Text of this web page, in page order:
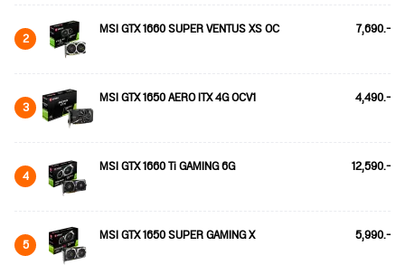
2 MSI GTX 1660 SUPER VENTUS XS OC 7,690.-
3 MSI GTX 1650 AERO ITX 4G OCV1 4,490.-
4 MSI GTX 1660 Ti GAMING 6G 12,590.-
5 MSI GTX 1650 SUPER GAMING X 5,990.-